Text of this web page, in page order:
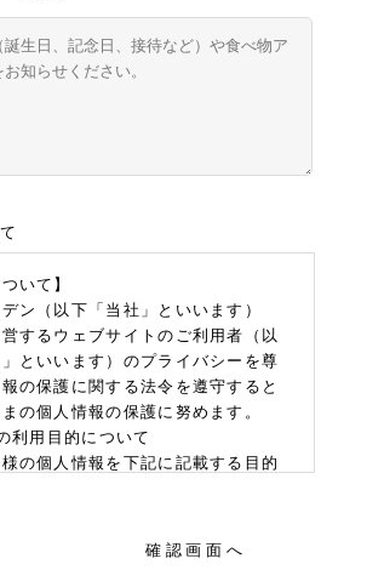
いて】
ン（以下「当社」といいます）
するウェブサイトのご利用者（以
といいます）のプライバシーを尊
の保護に関する法令を遵守すると
の個人情報の保護に努めます。
利用目的について
の個人情報を下記に記載する目的
たします。下記に該当しない目的
れ以外の目的で利用することはあり